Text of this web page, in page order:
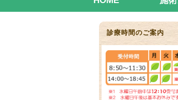
診療時間のご案内